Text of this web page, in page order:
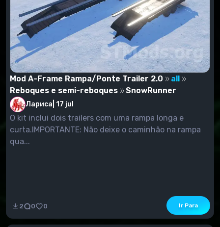
Mod A-Frame Rampa/Ponte Trailer 2.0
all
Reboques e semi-reboques
SnowRunner
Лариса 17 jul
O kit inclui dois trailers com uma rampa longa e
curta.IMPORTANTE: Não deixe o caminhão na rampa
qua...
2 0 0 Ir Para